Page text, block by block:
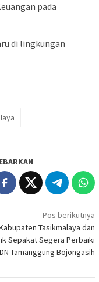
pada
di lingkungan
Pos berikutnya
Tasikmalaya dan
Sepakat Segera Perbaiki
Tamanggung Bojongasih